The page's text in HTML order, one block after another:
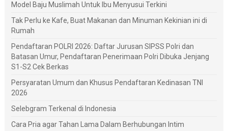
Model Baju Muslimah Untuk Ibu Menyusui Terkini
Tak Perlu ke Kafe, Buat Makanan dan Minuman Kekinian ini di
Rumah
Pendaftaran POLRI 2026: Daftar Jurusan SIPSS Polri dan
Batasan Umur, Pendaftaran Penerimaan Polri Dibuka Jenjang
S1-S2 Cek Berkas
Persyaratan Umum dan Khusus Pendaftaran Kedinasan TNI
2026
Selebgram Terkenal di Indonesia
Cara Pria agar Tahan Lama Dalam Berhubungan Intim